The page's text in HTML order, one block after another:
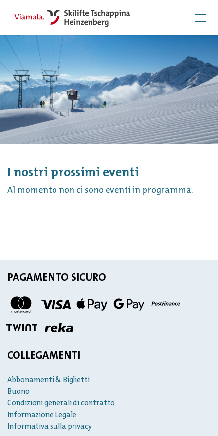
I nostri prossimi eventi
Al momento non ci sono eventi in programma.
PAGAMENTO SICURO
COLLEGAMENTI
Abbonamenti & Biglietti
Buono
Condizioni generali di contratto
Informazione Legale
Informativa sulla privacy